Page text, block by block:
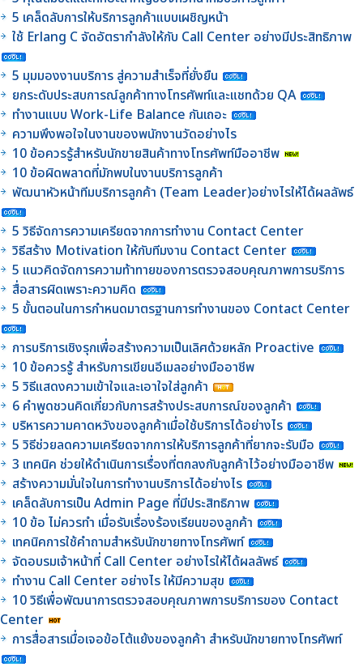
5 เคล็ดลับการให้บริการลูกค้าแบบเผชิญหน้า
ใช้ Erlang C จัดอัตรากำลังให้กับ Call Center อย่างมีประสิทธิภาพ
5 มุมมองงานบริการ สู่ความสำเร็จที่ยั่งยืน
ยกระดับประสบการณ์ลูกค้าทางโทรศัพท์และแชทด้วย QA
ทำงานแบบ Work-Life Balance กันเถอะ
ความพึงพอใจในงานของพนักงานวัดอย่างไร
10 ข้อควรรู้สำหรับนักขายสินค้าทางโทรศัพท์มืออาชีพ
10 ข้อผิดพลาดที่มักพบในงานบริการลูกค้า
พัฒนาหัวหน้าทีมบริการลูกค้า (Team Leader)อย่างไรให้ได้ผลลัพธ์
5 วิธีจัดการความเครียดจากการทำงาน Contact Center
วิธีสร้าง Motivation ให้กับทีมงาน Contact Center
5 แนวคิดจัดการความท้าทายของการตรวจสอบคุณภาพการบริการ
สื่อสารผิดเพราะความคิด
5 ขั้นตอนในการกำหนดมาตรฐานการทำงานของ Contact Center
การบริการเชิงรุกเพื่อสร้างความเป็นเลิศด้วยหลัก Proactive
10 ข้อควรรู้ สำหรับการเขียนอีเมลอย่างมืออาชีพ
5 วิธีแสดงความเข้าใจและเอาใจใส่ลูกค้า
6 คำพูดชวนคิดเกี่ยวกับการสร้างประสบการณ์ของลูกค้า
บริหารความคาดหวังของลูกค้าเมื่อใช้บริการได้อย่างไร
5 วิธีช่วยลดความเครียดจากการให้บริการลูกค้าที่ยากจะรับมือ
3 เทคนิค ช่วยให้ดำเนินการเรื่องที่ตกลงกับลูกค้าไว้อย่างมืออาชีพ
สร้างความมั่นใจในการทำงานบริการได้อย่างไร
เคล็ดลับการเป็น Admin Page ที่มีประสิทธิภาพ
10 ข้อ ไม่ควรทำ เมื่อรับเรื่องร้องเรียนของลูกค้า
เทคนิคการใช้คำถามสำหรับนักขายทางโทรศัพท์
จัดอบรมเจ้าหน้าที่ Call Center อย่างไรให้ได้ผลลัพธ์
ทำงาน Call Center อย่างไร ให้มีความสุข
10 วิธีเพื่อพัฒนาการตรวจสอบคุณภาพการบริการของ Contact
Center
การสื่อสารเมื่อเจอข้อโต้แย้งของลูกค้า สำหรับนักขายทางโทรศัพท์